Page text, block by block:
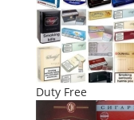
Duty Free